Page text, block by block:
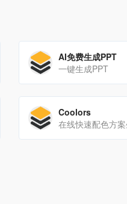
AI免费生成PPT
一键生成PPT
Coolors
在线快速配色方